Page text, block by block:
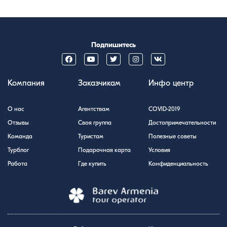
Подпишитесь
Компания
О нас
Отзывы
Команда
Турблог
Работа
Заказчикам
Агентствам
Своя группа
Туристам
Подарочная карта
Где купить
Инфо центр
COVID-2019
Достопримечательности
Полезные советы
Условия
Конфиденциальность